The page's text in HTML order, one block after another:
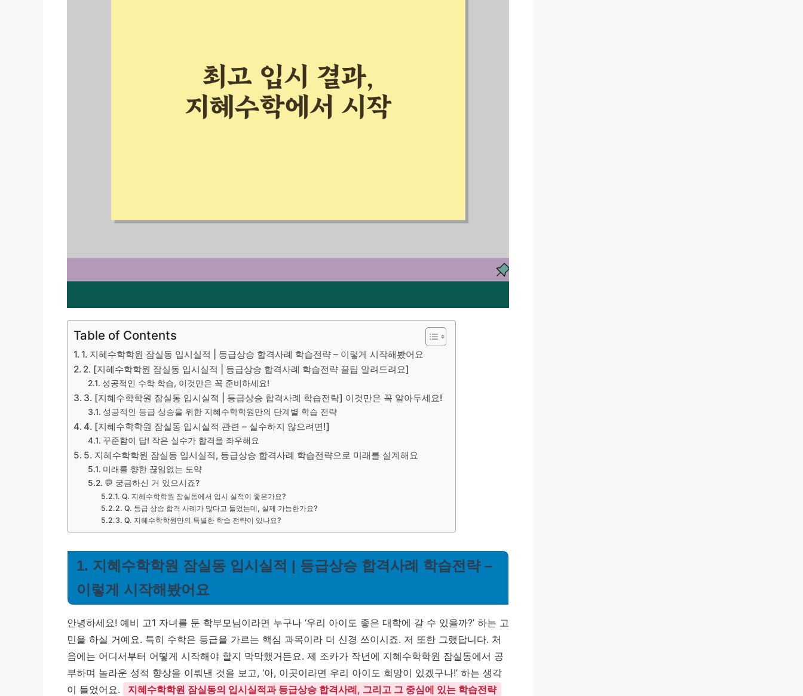
Table of Contents
1. 지혜수학학원 잠실동 입시실적 | 등급상승 합격사례 학습전략 – 이렇게 시작해봤어요
2. [지혜수학학원 잠실동 입시실적 | 등급상승 합격사례 학습전략 꿀팁 알려드려요]
성공적인 수학 학습, 이것만은 꼭 준비하세요!
3. [지혜수학학원 잠실동 입시실적 | 등급상승 합격사례 학습전략] 이것만은 꼭 알아두세요!
성공적인 등급 상승을 위한 지혜수학학원만의 단계별 학습 전략
4. [지혜수학학원 잠실동 입시실적 관련 – 실수하지 않으려면!]
꾸준함이 답! 작은 실수가 합격을 좌우해요
5. 지혜수학학원 잠실동 입시실적, 등급상승 합격사례 학습전략으로 미래를 설계해요
미래를 향한 끊임없는 도약
💬 궁금하신 거 있으시죠?
Q. 지혜수학학원 잠실동에서 입시 실적이 좋은가요?
Q. 등급 상승 합격 사례가 많다고 들었는데, 실제 가능한가요?
Q. 지혜수학학원만의 특별한 학습 전략이 있나요?
1. 지혜수학학원 잠실동 입시실적 | 등급상승 합격사례 학습전략 –
이렇게 시작해봤어요
안녕하세요! 예비 고1 자녀를 둔 학부모님이라면 누구나 ‘우리 아이도 좋은 대학에 갈 수 있을까?’ 하는 고
민을 하실 거예요. 특히 수학은 등급을 가르는 핵심 과목이라 더 신경 쓰이시죠. 저 또한 그랬답니다. 처
음에는 어디서부터 어떻게 시작해야 할지 막막했거든요. 제 조카가 작년에 지혜수학학원 잠실동에서 공
부하며 놀라운 성적 향상을 이뤄낸 것을 보고, ‘아, 이곳이라면 우리 아이도 희망이 있겠구나!’ 하는 생각
이 들었어요.
지혜수학학원 잠실동의 입시실적과 등급상승 합격사례, 그리고 그 중심에 있는 학습전략